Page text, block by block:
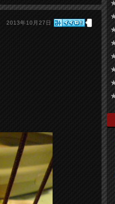
2013年10月27日